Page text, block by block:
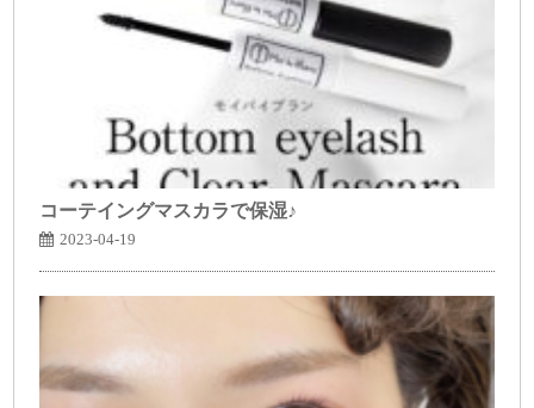
コーテイングマスカラで保湿♪
2023-04-19